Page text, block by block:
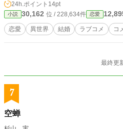
24h.ポイント 14pt
小説 30,162 位 / 228,634件 恋愛
恋愛 異世界 結婚 ラブコメ コ
最終更
7
空蝉